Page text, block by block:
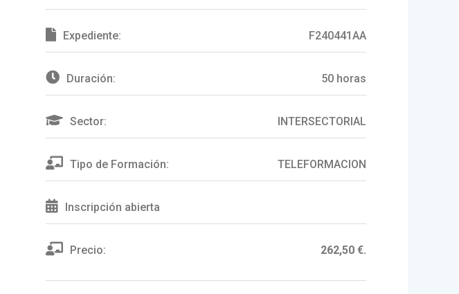
Expediente: F240441AA
Duración: 50 horas
Sector: INTERSECTORIAL
Tipo de Formación: TELEFORMACION
Inscripción abierta
Precio: 262,50 €.